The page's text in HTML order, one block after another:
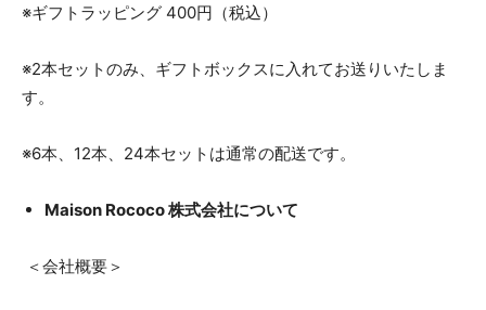
※ギフトラッピング 400円（税込）
※2本セットのみ、ギフトボックスに入れてお送りいたしま
す。
※6本、12本、24本セットは通常の配送です。
Maison Rococo 株式会社について
＜会社概要＞